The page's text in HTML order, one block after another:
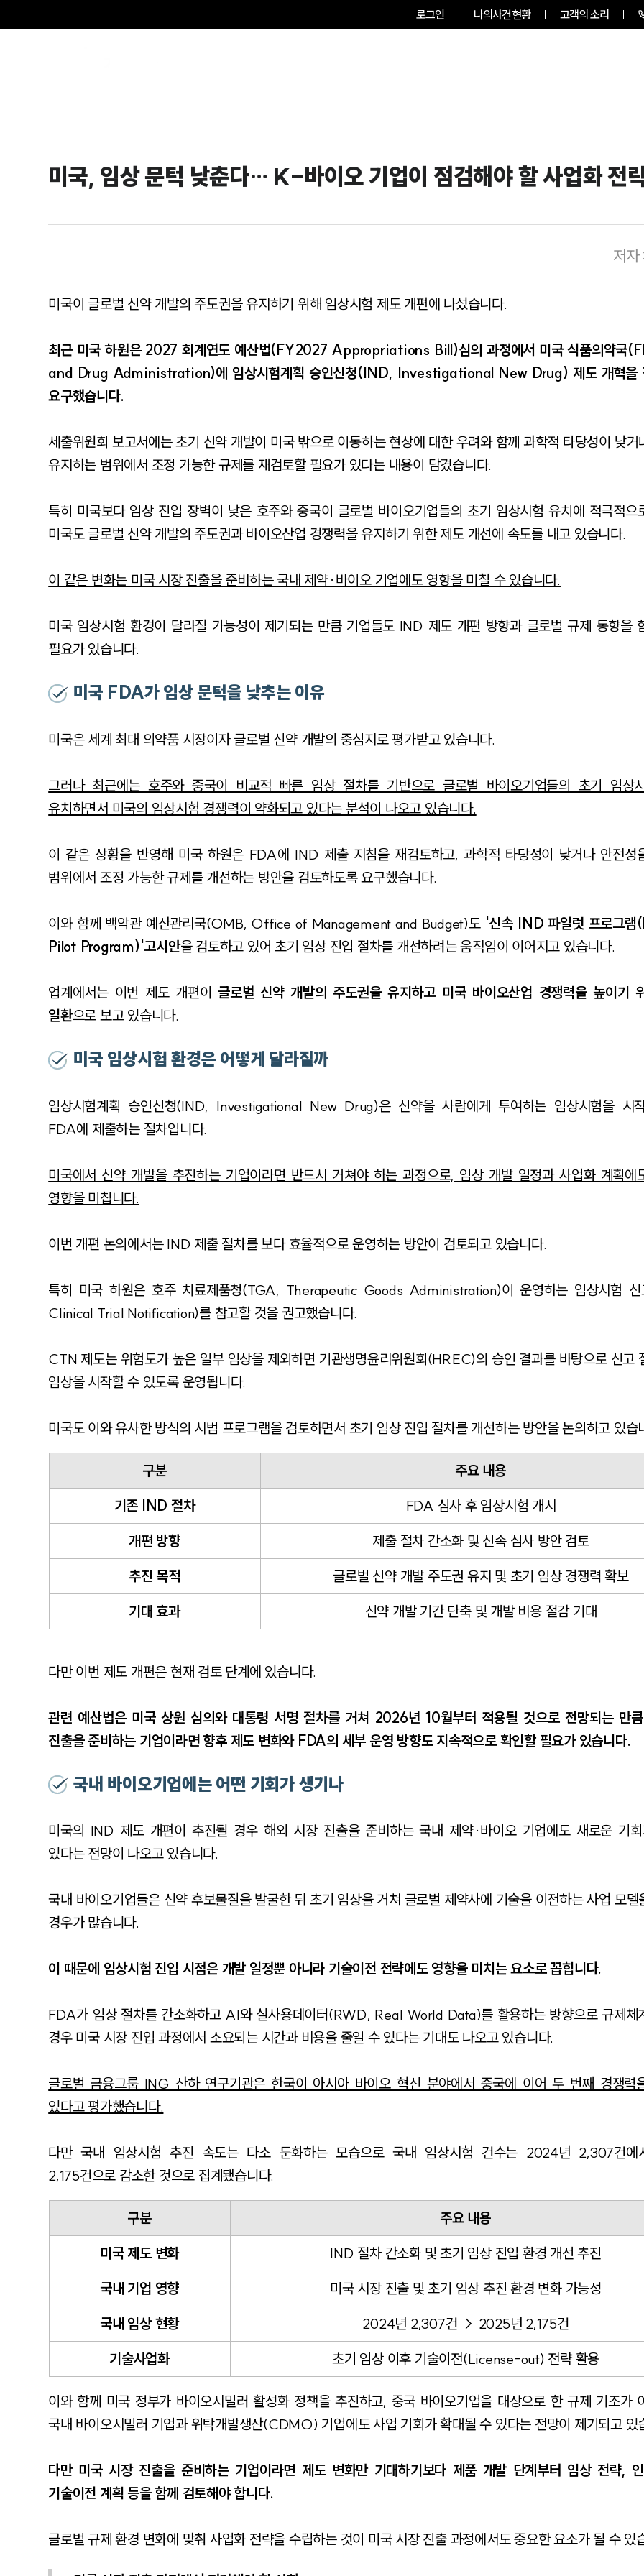
로그인 나의사건현황 고객의 소리
미국, 임상 문턱 낮춘다… K-바이오 기업이 점검해야 할 사업화 전
저자 :
미국이 글로벌 신약 개발의 주도권을 유지하기 위해 임상시험 제도 개편에 나섰습니다.
최근 미국 하원은 2027 회계연도 예산법(FY2027 Appropriations Bill)심의 과정에서 미국 식품의약국
and Drug Administration)에 임상시험계획 승인신청(IND, Investigational New Drug) 제도 개혁을
요구했습니다.
세출위원회 보고서에는 초기 신약 개발이 미국 밖으로 이동하는 현상에 대한 우려와 함께 과학적 타당성이 낮거
유지하는 범위에서 조정 가능한 규제를 재검토할 필요가 있다는 내용이 담겼습니다.
특히 미국보다 임상 진입 장벽이 낮은 호주와 중국이 글로벌 바이오기업들의 초기 임상시험 유치에 적극적으
미국도 글로벌 신약 개발의 주도권과 바이오산업 경쟁력을 유지하기 위한 제도 개선에 속도를 내고 있습니다.
이 같은 변화는 미국 시장 진출을 준비하는 국내 제약·바이오 기업에도 영향을 미칠 수 있습니다.
미국 임상시험 환경이 달라질 가능성이 제기되는 만큼 기업들도 IND 제도 개편 방향과 글로벌 규제 동향을
필요가 있습니다.
미국 FDA가 임상 문턱을 낮추는 이유
미국은 세계 최대 의약품 시장이자 글로벌 신약 개발의 중심지로 평가받고 있습니다.
그러나 최근에는 호주와 중국이 비교적 빠른 임상 절차를 기반으로 글로벌 바이오기업들의 초기 임상
유치하면서 미국의 임상시험 경쟁력이 약화되고 있다는 분석이 나오고 있습니다.
이 같은 상황을 반영해 미국 하원은 FDA에 IND 제출 지침을 재검토하고, 과학적 타당성이 낮거나 안전성
범위에서 조정 가능한 규제를 개선하는 방안을 검토하도록 요구했습니다.
이와 함께 백악관 예산관리국(OMB, Office of Management and Budget)도'신속 IND 파일럿 프로그
Pilot Program)'고시안을 검토하고 있어 초기 임상 진입 절차를 개선하려는 움직임이 이어지고 있습니다.
업계에서는 이번 제도 개편이글로벌 신약 개발의 주도권을 유지하고 미국 바이오산업 경쟁력을 높이기
일환으로 보고 있습니다.
미국 임상시험 환경은 어떻게 달라질까
임상시험계획 승인신청(IND, Investigational New Drug)은 신약을 사람에게 투여하는 임상시험을 시
FDA에 제출하는 절차입니다.
미국에서 신약 개발을 추진하는 기업이라면 반드시 거쳐야 하는 과정으로, 임상 개발 일정과 사업화 계획에
영향을 미칩니다.
이번 개편 논의에서는 IND 제출 절차를 보다 효율적으로 운영하는 방안이 검토되고 있습니다.
특히 미국 하원은 호주 치료제품청(TGA, Therapeutic Goods Administration)이 운영하는 임상시험 신
Clinical Trial Notification)를 참고할 것을 권고했습니다.
CTN 제도는 위험도가 높은 일부 임상을 제외하면 기관생명윤리위원회(HREC)의 승인 결과를 바탕으로 신고
임상을 시작할 수 있도록 운영됩니다.
미국도 이와 유사한 방식의 시범 프로그램을 검토하면서 초기 임상 진입 절차를 개선하는 방안을 논의하고 있습
구분
주요 내용
기존 IND 절차
FDA 심사 후 임상시험 개시
개편 방향
제출 절차 간소화 및 신속 심사 방안 검토
추진 목적
글로벌 신약 개발 주도권 유지 및 초기 임상 경쟁력 확보
기대 효과
신약 개발 기간 단축 및 개발 비용 절감 기대
다만 이번 제도 개편은 현재 검토 단계에 있습니다.
관련 예산법은 미국 상원 심의와 대통령 서명 절차를 거쳐 2026년 10월부터 적용될 것으로 전망되는 만
진출을 준비하는 기업이라면 향후 제도 변화와 FDA의 세부 운영 방향도 지속적으로 확인할 필요가 있습니다.
국내 바이오기업에는 어떤 기회가 생기나
미국의 IND 제도 개편이 추진될 경우 해외 시장 진출을 준비하는 국내 제약·바이오 기업에도 새로운 기
있다는 전망이 나오고 있습니다.
국내 바이오기업들은 신약 후보물질을 발굴한 뒤 초기 임상을 거쳐 글로벌 제약사에 기술을 이전하는 사업 모델
경우가 많습니다.
이 때문에 임상시험 진입 시점은 개발 일정뿐 아니라 기술이전 전략에도 영향을 미치는 요소로 꼽힙니다.
FDA가 임상 절차를 간소화하고 AI와 실사용데이터(RWD, Real World Data)를 활용하는 방향으로 규제체
경우 미국 시장 진입 과정에서 소요되는 시간과 비용을 줄일 수 있다는 기대도 나오고 있습니다.
글로벌 금융그룹 ING 산하 연구기관은 한국이 아시아 바이오 혁신 분야에서 중국에 이어 두 번째 경쟁력
있다고 평가했습니다.
다만 국내 임상시험 추진 속도는 다소 둔화하는 모습으로 국내 임상시험 건수는 2024년 2,307건
2,175건으로 감소한 것으로 집계됐습니다.
구분
주요 내용
미국 제도 변화
IND 절차 간소화 및 초기 임상 진입 환경 개선 추진
국내 기업 영향
미국 시장 진출 및 초기 임상 추진 환경 변화 가능성
국내 임상 현황
2024년 2,307건 → 2025년 2,175건
기술사업화
초기 임상 이후 기술이전(License-out) 전략 활용
이와 함께 미국 정부가 바이오시밀러 활성화 정책을 추진하고, 중국 바이오기업을 대상으로 한 규제 기조가
국내 바이오시밀러 기업과 위탁개발생산(CDMO) 기업에도 사업 기회가 확대될 수 있다는 전망이 제기되고 있
다만 미국 시장 진출을 준비하는 기업이라면 제도 변화만 기대하기보다 제품 개발 단계부터 임상 전략,
기술이전 계획 등을 함께 검토해야 합니다.
글로벌 규제 환경 변화에 맞춰 사업화 전략을 수립하는 것이 미국 시장 진출 과정에서도 중요한 요소가 될 수 있